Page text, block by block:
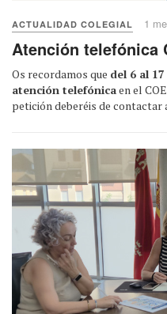
ACTUALIDAD COLEGIAL 1
Atención telefónica
Os recordamos que del 6 al
atención telefónicaen el
petición deberéis de contactar